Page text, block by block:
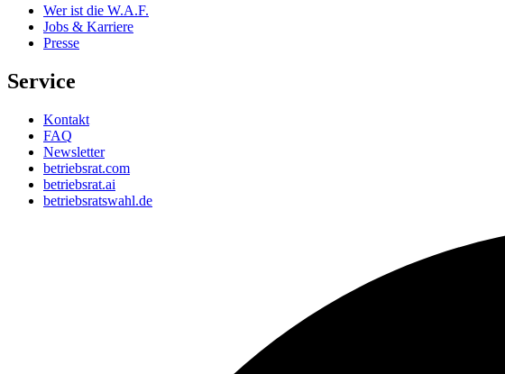
Wer ist die W.A.F.
Jobs & Karriere
Presse
Service
Kontakt
FAQ
Newsletter
betriebsrat.com
betriebsrat.ai
betriebsratswahl.de